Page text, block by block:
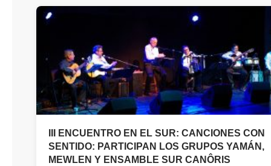
III ENCUENTRO EN EL SUR: CANCIONES CON
SENTIDO: PARTICIPAN LOS GRUPOS YAMÁN,
MEWLEN Y ENSAMBLE SUR CANÔRIS